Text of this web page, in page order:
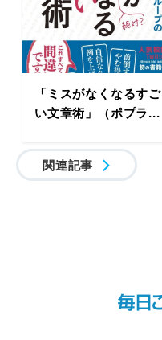
「ミスがなくなるすご
い文章術」（ポプラ...
関連記事